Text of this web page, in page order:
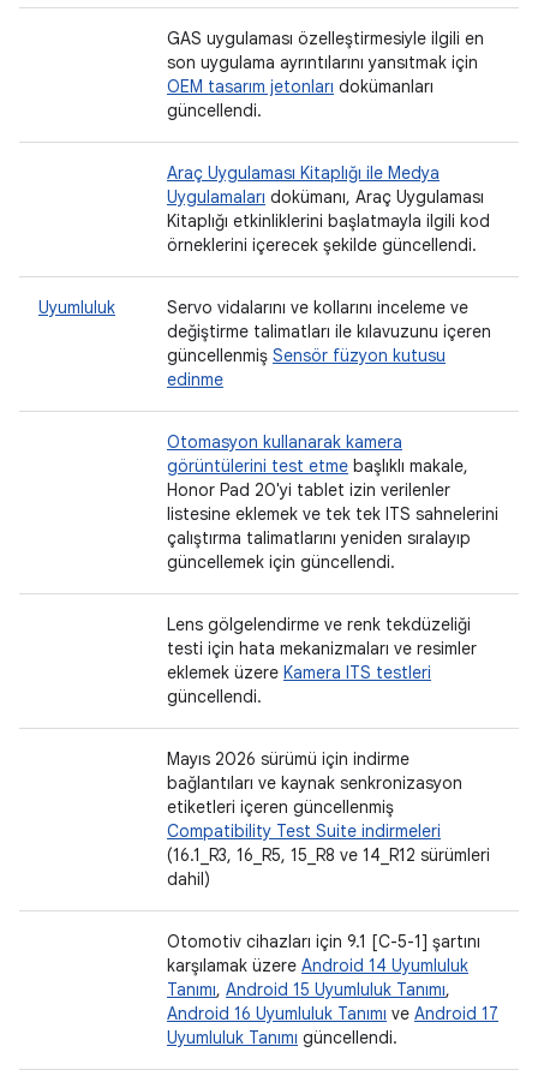
GAS uygulaması özelleştirmesiyle ilgili en
son uygulama ayrıntılarını yansıtmak için
OEM tasarım jetonları dokümanları
güncellendi.
Araç Uygulaması Kitaplığı ile Medya
Uygulamaları dokümanı, Araç Uygulaması
Kitaplığı etkinliklerini başlatmayla ilgili kod
örneklerini içerecek şekilde güncellendi.
Uyumluluk
Servo vidalarını ve kollarını inceleme ve
değiştirme talimatları ile kılavuzunu içeren
güncellenmiş Sensör füzyon kutusu
edinme
Otomasyon kullanarak kamera
görüntülerini test etme başlıklı makale,
Honor Pad 20'yi tablet izin verilenler
listesine eklemek ve tek tek ITS sahnelerini
çalıştırma talimatlarını yeniden sıralayıp
güncellemek için güncellendi.
Lens gölgelendirme ve renk tekdüzeliği
testi için hata mekanizmaları ve resimler
eklemek üzere Kamera ITS testleri
güncellendi.
Mayıs 2026 sürümü için indirme
bağlantıları ve kaynak senkronizasyon
etiketleri içeren güncellenmiş
Compatibility Test Suite indirmeleri
(16.1_R3, 16_R5, 15_R8 ve 14_R12 sürümleri
dahil)
Otomotiv cihazları için 9.1 [C-5-1] şartını
karşılamak üzere Android 14 Uyumluluk
Tanımı, Android 15 Uyumluluk Tanımı,
Android 16 Uyumluluk Tanımı ve Android 17
Uyumluluk Tanımı güncellendi.